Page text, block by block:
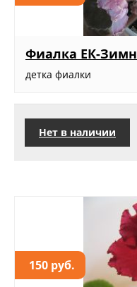
Фиалка ЕК-
детка фиалки
Нет в наличии
150 руб.